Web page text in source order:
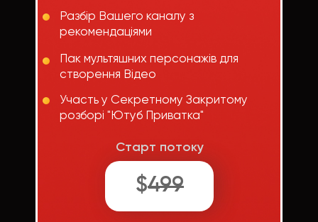
Участь у Секретному Закритому
розборі "Ютуб Приватка"
Пак мультяшних персонажів для
створення Відео
Разбір Вашего каналу з
рекомендаціями
$499
Старт потоку